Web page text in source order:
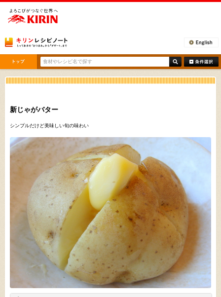
新じゃがバター
シンプルだけど美味しい旬の味わい